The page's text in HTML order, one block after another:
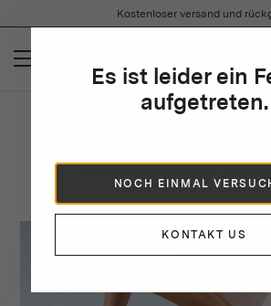
note:
website
Kostenloser versand und
Es ist leider ein
aufgetreten.
NOCH EINMAL
KONTAKT US
Resort 2022